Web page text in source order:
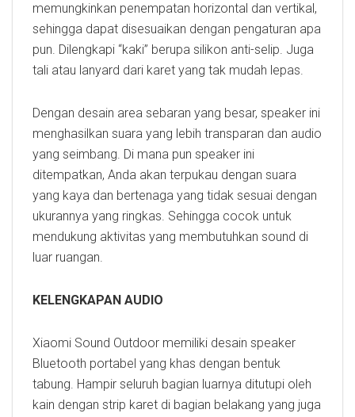
memungkinkan penempatan horizontal dan vertikal,
sehingga dapat disesuaikan dengan pengaturan apa
pun. Dilengkapi “kaki” berupa silikon anti-selip. Juga
tali atau lanyard dari karet yang tak mudah lepas.
Dengan desain area sebaran yang besar, speaker ini
menghasilkan suara yang lebih transparan dan audio
yang seimbang. Di mana pun speaker ini
ditempatkan, Anda akan terpukau dengan suara
yang kaya dan bertenaga yang tidak sesuai dengan
ukurannya yang ringkas. Sehingga cocok untuk
mendukung aktivitas yang membutuhkan sound di
luar ruangan.
KELENGKAPAN AUDIO
Xiaomi Sound Outdoor memiliki desain speaker
Bluetooth portabel yang khas dengan bentuk
tabung. Hampir seluruh bagian luarnya ditutupi oleh
kain dengan strip karet di bagian belakang yang juga